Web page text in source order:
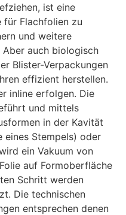
ist eine
für Flachfolien zu
und weitere
Aber auch biologisch
Blister-Verpackungen
effizient herstellen.
inline erfolgen. Die
und mittels
in der Kavität
Stempels) oder
ein Vakuum von
auf Formoberfläche
Schritt werden
Die technischen
entsprechen denen